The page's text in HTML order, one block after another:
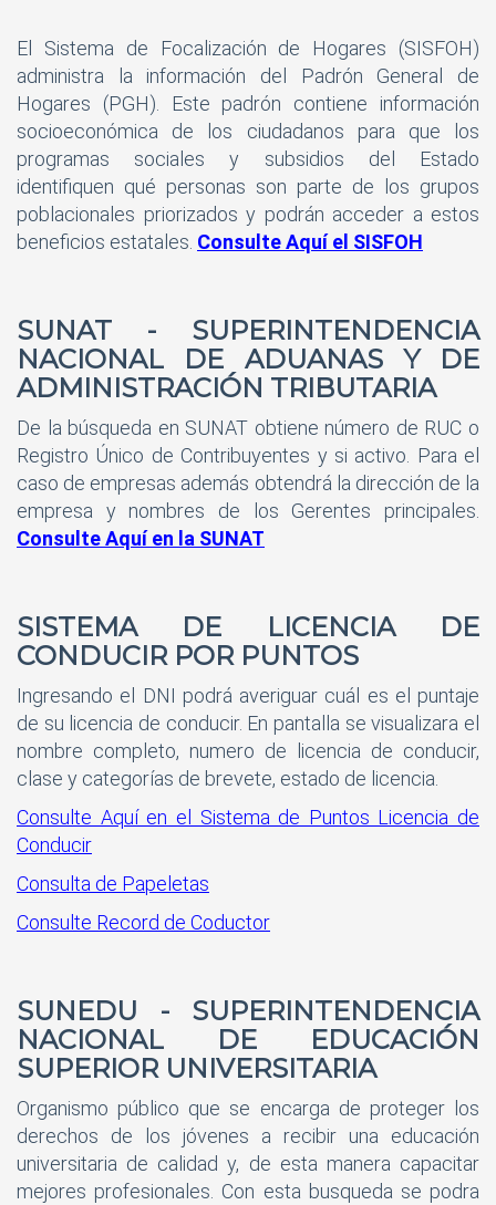
El Sistema de Focalización de Hogares (SISFOH)
administra la información del Padrón General de
Hogares (PGH). Este padrón contiene información
socioeconómica de los ciudadanos para que los
programas sociales y subsidios del Estado
identifiquen qué personas son parte de los grupos
poblacionales priorizados y podrán acceder a estos
beneficios estatales. Consulte Aquí el SISFOH
SUNAT
- SUPERINTENDENCIA
NACIONAL DE ADUANAS Y DE
ADMINISTRACIÓN TRIBUTARIA
De la búsqueda en SUNAT obtiene número de RUC o
Registro Único de Contribuyentes y si activo. Para el
caso de empresas además obtendrá la dirección de la
empresa y nombres de los Gerentes principales.
Consulte Aquí en la SUNAT
SISTEMA DE LICENCIA DE
CONDUCIR POR PUNTOS
Ingresando el DNI podrá averiguar cuál es el puntaje
de su licencia de conducir. En pantalla se visualizara el
nombre completo, numero de licencia de conducir,
clase y categorías de brevete, estado de licencia.
Consulte Aquí en el Sistema de Puntos Licencia de
Conducir
Consulta de Papeletas
Consulte Record de Coductor
SUNEDU
- SUPERINTENDENCIA
NACIONAL DE EDUCACIÓN
SUPERIOR UNIVERSITARIA
Organismo público que se encarga de proteger los
derechos de los jóvenes a recibir una educación
universitaria de calidad y, de esta manera capacitar
mejores profesionales. Con esta busqueda se podra